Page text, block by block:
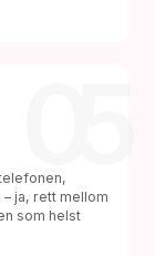
ja, rett mellom
som helst